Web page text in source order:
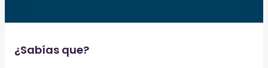
¿Sabías que?